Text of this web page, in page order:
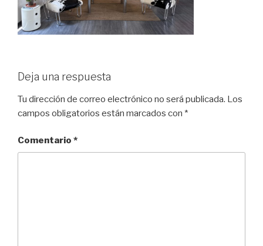
Deja una respuesta
Tu dirección de correo electrónico no será publicada. Los
campos obligatorios están marcados con *
Comentario *